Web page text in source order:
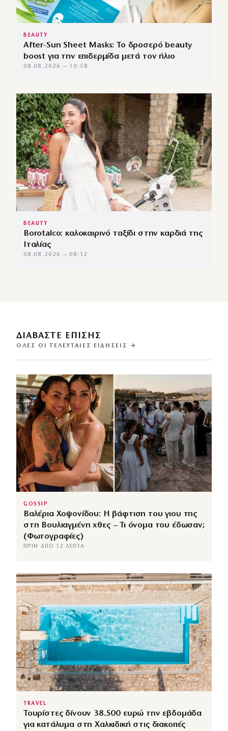
BEAUTY
After-Sun Sheet Masks: Το δροσερό beauty
boost για την επιδερμίδα μετά τον ήλιο
08.08.2026 — 10:58
BEAUTY
Borotalco: καλοκαιρινό ταξίδι στην καρδιά της
Ιταλίας
08.08.2026 — 08:12
ΔΙΑΒΑΣΤΕ ΕΠΙΣΗΣ
ΌΛΕΣ ΟΙ ΤΕΛΕΥΤΑΊΕΣ ΕΙΔΉΣΕΙΣ →
GOSSIP
Βαλέρια Χοψονίδου: Η βάφτιση του γιου της
στη Βουλιαγμένη χθες – Τι όνομα του έδωσαν;
(Φωτογραφίες)
ΠΡΙΝ ΑΠΌ 12 ΛΕΠΤΆ
TRAVEL
Τουρίστες δίνουν 38.500 ευρώ την εβδομάδα
για κατάλυμα στη Χαλκιδική στις διακοπές